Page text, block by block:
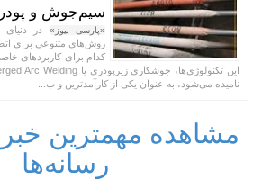
سیم‌جوش و پودر
«پارسی نیوز» در
روش‌های متنوعی برای
کدام برای کاربردهای
نامیده می‌شود، به عنوان یکی از کارآمدترین و ب...
مشاهده مهمترین
رسانه‌ها